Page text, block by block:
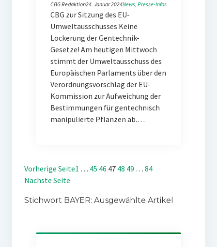
CBG Redaktion24. Januar 2024News, Presse-Infos
CBG zur Sitzung des EU-
Umweltausschusses Keine
Lockerung der Gentechnik-
Gesetze! Am heutigen Mittwoch
stimmt der Umweltausschuss des
Europäischen Parlaments über den
Verordnungsvorschlag der EU-
Kommission zur Aufweichung der
Bestimmungen für gentechnisch
manipulierte Pflanzen ab.…
Vorherige Seite1 … 45 46 47 48 49 … 84
Nächste Seite
Stichwort BAYER: Ausgewählte Artikel